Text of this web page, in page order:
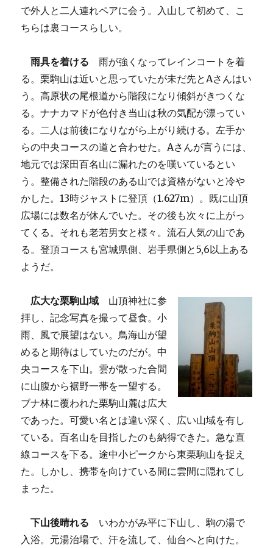
で外人と二人連れペアに会う。入山して初めて、こ
ちらは裏コースらしい。
雨具を着ける 雨が強くなってレインコートを着
る。栗駒山は近いと思っていたが未だ先とAさんはい
う。高原状の尾根道から階段になり傾斜がきつくな
る。ナナカマドが色付き当山は秋の気配が漂ってい
る。二人は前後になりながら上がり続ける。左手か
らの中央コースの道と合わせた。Aさんが言うには、
地元では深田百名山に漏れたのを嘆いているとい
う。整備された階段のある山では資格がないと冷や
かした。13時ジャストに登頂（1.627m）。既に山頂
広場には数名が休んでいた。その後も次々に上がっ
てくる。それも老若男女と様々。流石人気の山であ
る。登頂コースも宮城県側、岩手県側と5,6以上ある
ようだ。
広大な栗駒山域 山頂神社に参
拝し、記念写真を撮って昼食。小
雨、風で展望はない。鳥海山が望
めると期待はしていたのだが。中
央コースを下山。雲が散った合間
に山腹から裾野一帯を一望する。
ブナ林に覆われた栗駒山麓は広大
であった。可愛い名とは違い深く、広い山域を有し
ている。百名山を目指したのも納得できた。急な直
線コースを下る。途中小ピークから東栗駒山を捉え
た。しかし、携帯を向けている間に雲間に隠れてし
まった。
下山後晴れる いわかがみ平に下山し、駒の湯で
入浴。元湯治場で、汗を流して、仙台へと向けた。